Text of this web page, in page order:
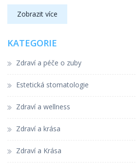
Zobrazit více
KATEGORIE
Zdraví a péče o zuby
Estetická stomatologie
Zdraví a wellness
Zdraví a krása
Zdraví a Krása